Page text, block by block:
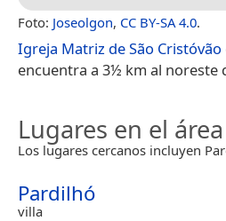
Foto: Joseolgon, CC BY-SA 4.0.
Igreja Matriz de São Cristóvão
encuentra a 3½ km al noreste
Lugares en el área
Los lugares cercanos incluyen
Pardilhó
villa